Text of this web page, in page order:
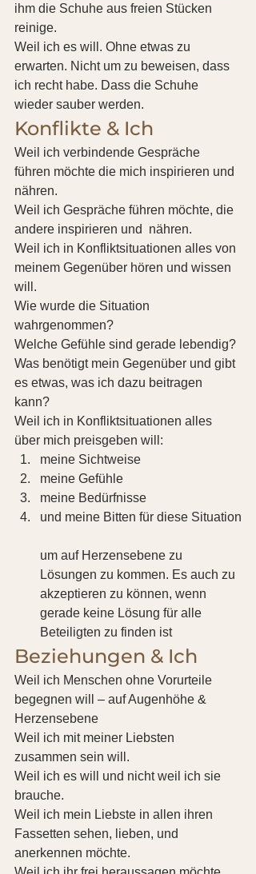
ihm die Schuhe aus freien Stücken
reinige.
Weil ich es will. Ohne etwas zu
erwarten. Nicht um zu beweisen, dass
ich recht habe. Dass die Schuhe
wieder sauber werden.
Konflikte & Ich
Weil ich verbindende Gespräche
führen möchte die mich inspirieren und
nähren.
Weil ich Gespräche führen möchte, die
andere inspirieren und  nähren.
Weil ich in Konfliktsituationen alles von
meinem Gegenüber hören und wissen
will.
Wie wurde die Situation
wahrgenommen?
Welche Gefühle sind gerade lebendig?
Was benötigt mein Gegenüber und gibt
es etwas, was ich dazu beitragen
kann?
Weil ich in Konfliktsituationen alles
über mich preisgeben will:
meine Sichtweise
meine Gefühle
meine Bedürfnisse
und meine Bitten für diese Situation
um auf Herzensebene zu
Lösungen zu kommen. Es auch zu
akzeptieren zu können, wenn
gerade keine Lösung für alle
Beteiligten zu finden ist
Beziehungen & Ich
Weil ich Menschen ohne Vorurteile
begegnen will – auf Augenhöhe &
Herzensebene
Weil ich mit meiner Liebsten
zusammen sein will.
Weil ich es will und nicht weil ich sie
brauche.
Weil ich mein Liebste in allen ihren
Fassetten sehen, lieben, und
anerkennen möchte.